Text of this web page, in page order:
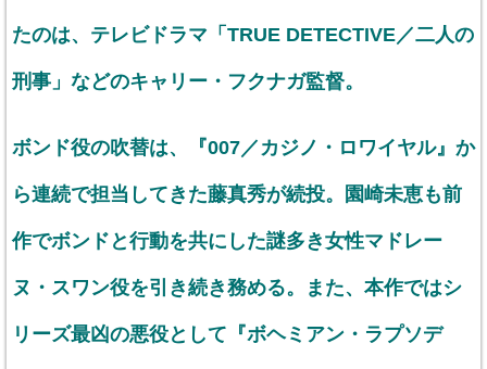
たのは、テレビドラマ「TRUE DETECTIVE／二人の
刑事」などのキャリー・フクナガ監督。
ボンド役の吹替は、『007／カジノ・ロワイヤル』か
ら連続で担当してきた藤真秀が続投。園崎未恵も前
作でボンドと行動を共にした謎多き女性マドレー
ヌ・スワン役を引き続き務める。また、本作ではシ
リーズ最凶の悪役として『ボヘミアン・ラプソデ